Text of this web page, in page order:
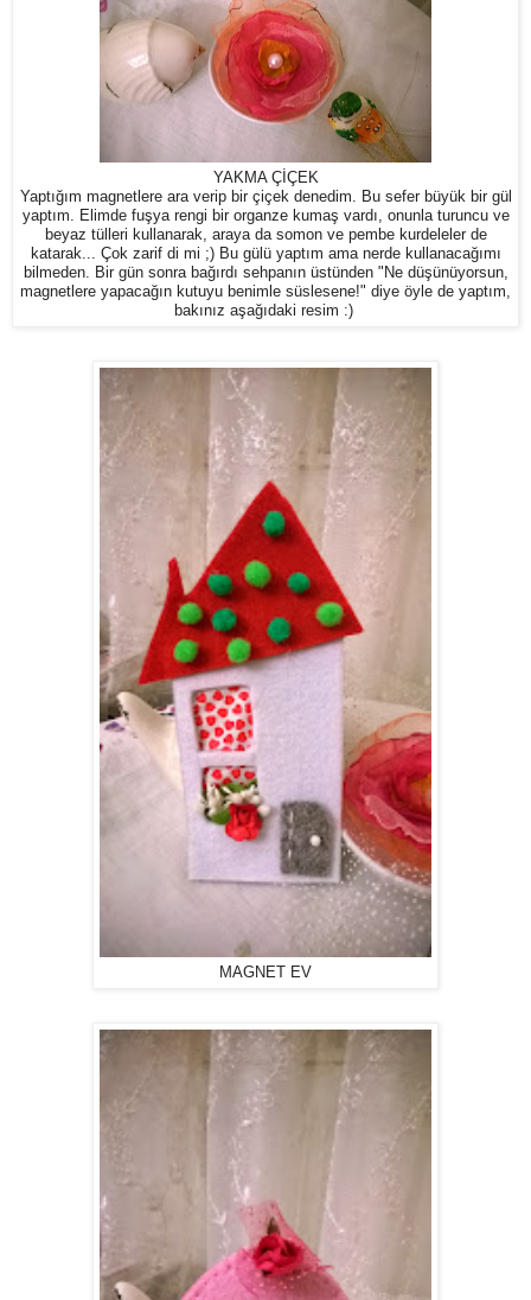
YAKMA ÇİÇEK
Yaptığım magnetlere ara verip bir çiçek denedim. Bu sefer büyük bir gül
yaptım. Elimde fuşya rengi bir organze kumaş vardı, onunla turuncu ve
beyaz tülleri kullanarak, araya da somon ve pembe kurdeleler de
katarak... Çok zarif di mi ;) Bu gülü yaptım ama nerde kullanacağımı
bilmeden. Bir gün sonra bağırdı sehpanın üstünden "Ne düşünüyorsun,
magnetlere yapacağın kutuyu benimle süslesene!" diye öyle de yaptım,
bakınız aşağıdaki resim :)
MAGNET EV